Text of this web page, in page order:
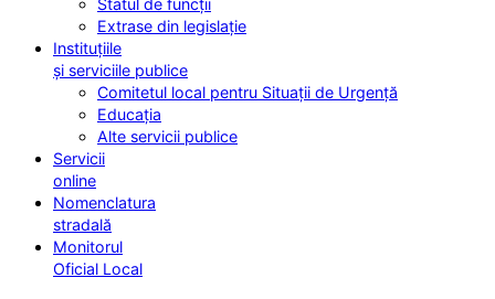
Statul de funcții
Extrase din legislație
Instituțiile
și serviciile publice
Comitetul local pentru Situații de Urgență
Educația
Alte servicii publice
Servicii
online
Nomenclatura
stradală
Monitorul
Oficial Local